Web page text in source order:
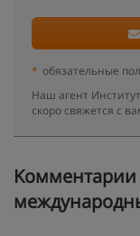
* обязательные
Наш агент
скоро свяжется с
Kомментарии